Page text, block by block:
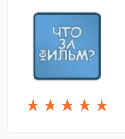
★ ★ ★ ★ ★
★ ★ ★ ★ ★